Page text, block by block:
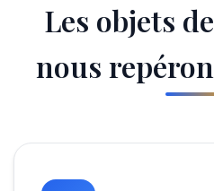
Les objets
nous